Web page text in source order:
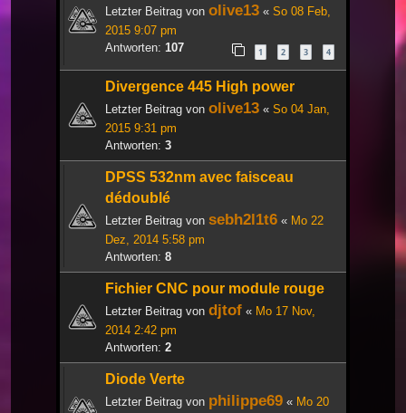
Letzter Beitrag von olive13 « So 08 Feb,
2015 9:07 pm
Antworten: 107 1 2 3 4
Divergence 445 High power
Letzter Beitrag von olive13 « So 04 Jan,
2015 9:31 pm
Antworten: 3
DPSS 532nm avec faisceau
dédoublé
Letzter Beitrag von sebh2l1t6 « Mo 22
Dez, 2014 5:58 pm
Antworten: 8
Fichier CNC pour module rouge
Letzter Beitrag von djtof « Mo 17 Nov,
2014 2:42 pm
Antworten: 2
Diode Verte
Letzter Beitrag von philippe69 « Mo 20